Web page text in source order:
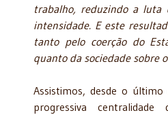
trabalho, reduzindo a luta
intensidade. E este
tanto pelo coerção do
quanto da sociedade sobre
Assistimos, desde o
progressiva